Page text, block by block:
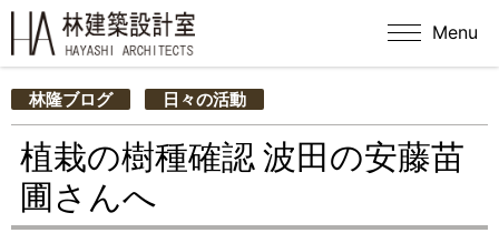
Menu
林隆ブログ 日々の活動
植栽の樹種確認 波田の安藤苗
圃さんへ